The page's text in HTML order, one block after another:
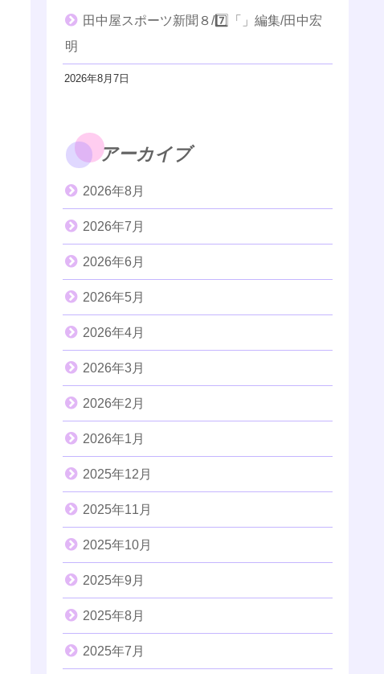
田中屋スポーツ新聞８/7️⃣「」編集/田中宏
明
2026年8月7日
アーカイブ
2026年8月
2026年7月
2026年6月
2026年5月
2026年4月
2026年3月
2026年2月
2026年1月
2025年12月
2025年11月
2025年10月
2025年9月
2025年8月
2025年7月